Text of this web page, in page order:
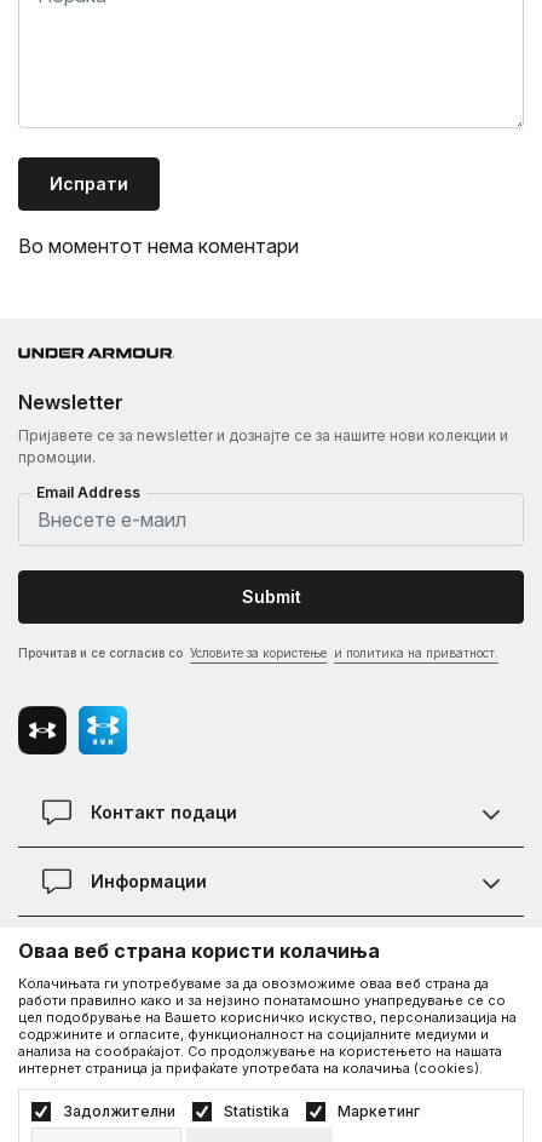
Испрати
Во моментот нема коментари
Newsletter
Пријавете се за newsletter и дознајте се за нашите нови колекции и
промоции.
Email Address
Submit
Прочитав и се согласив со Условите за користење и политика на приватност.
Контакт подаци
Контакт
Информации
Политика на приватност
Најчести прашања
Како да купите
Информации за Under Armour
За нас - приказната за Under Armour
Дознајте повеќе за UA
Вработување
Соработка
UA Social
Facebook
©2026www.underarmour.mk, ИзработкаNB SOFT. Сите права задржани.
Политика на приватност
Услови на користење
Оваа веб страна користи колачиња
Колачињата ги употребуваме за да овозможиме оваа веб страна да
работи правилно како и за нејзино понатамошно унапредување се со
цел подобрување на Вашето корисничко искуство, персонализација на
содржините и огласите, функционалност на социјалните медиуми и
анализа на сообраќајот. Со продолжување на користењето на нашата
интернет страница ја прифаќате употребата на колачиња (cookies).
Задолжителни Statistika Маркетинг